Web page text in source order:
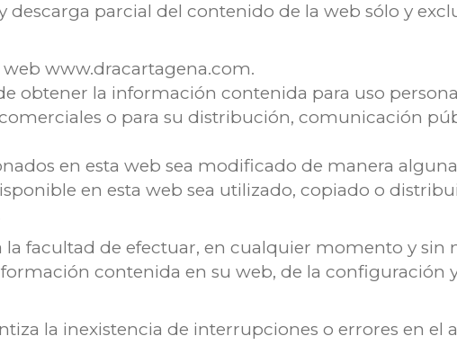
descarga parcial del contenido de la web sólo y
www.dracartagena.com.
obtener la información contenida para uso
o para su distribución, comunicación
en esta web sea modificado de manera
en esta web sea utilizado, copiado o
la facultad de efectuar, en cualquier momento y sin
contenida en su web, de la configuración
la inexistencia de interrupciones o errores en